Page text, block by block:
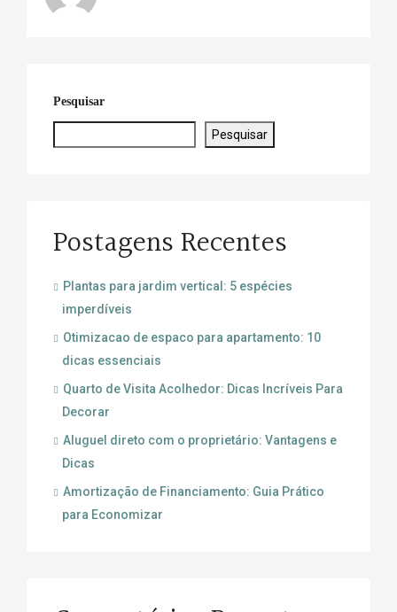
Pesquisar
Pesquisar
Postagens Recentes
Plantas para jardim vertical: 5 espécies
imperdíveis
Otimizacao de espaco para apartamento: 10
dicas essenciais
Quarto de Visita Acolhedor: Dicas Incríveis Para
Decorar
Aluguel direto com o proprietário: Vantagens e
Dicas
Amortização de Financiamento: Guia Prático
para Economizar